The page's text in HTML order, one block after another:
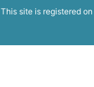
This site is registered on